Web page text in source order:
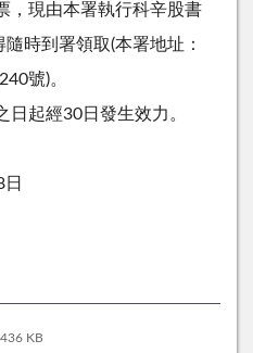
，現由本署執行科辛股書
時到署領取(本署地址：
號)。
日起經30日發生效力。
436 KB